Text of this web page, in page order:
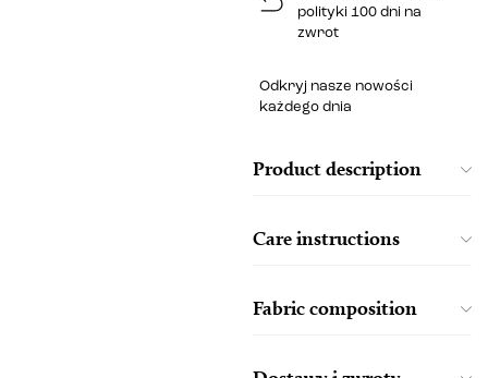
polityki 100 dni na
zwrot
Odkryj nasze nowości
każdego dnia
Product description
Care instructions
Fabric composition